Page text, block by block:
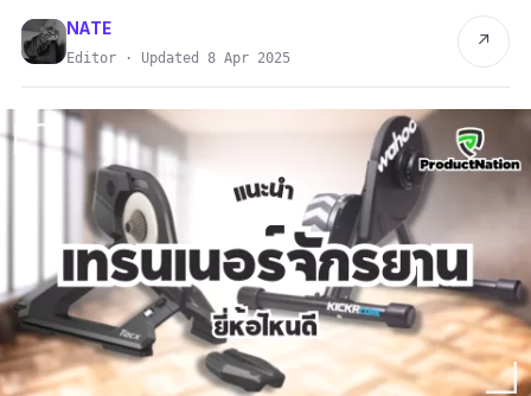
NATE
Editor · Updated 8 Apr 2025
↗